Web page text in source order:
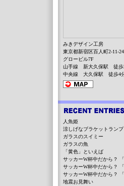
みきデザイン工房
東京都新宿区百人町2-11-
グロービル7F
山手線 新大久保駅 徒歩
中央線 大久保駅 徒歩4
人魚姫
涼しげなブラケットランプ
ガラスのスイミー
ガラスの魚
「黄色」といえば
サッカーW杯中だから？ 「
サッカーW杯中だから？ 「
サッカーW杯中だから？ 「
地震お見舞い